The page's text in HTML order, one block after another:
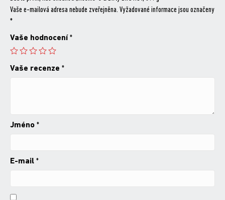
Vaše e-mailová adresa nebude zveřejněna. Vyžadované informace jsou označeny
*
Vaše hodnocení *
Vaše recenze *
Jméno *
E-mail *